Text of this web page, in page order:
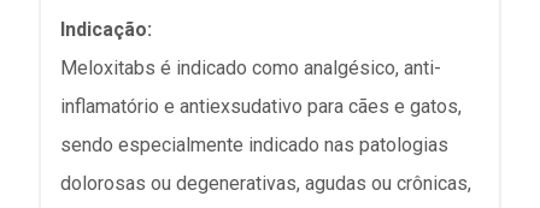
Indicação:
Meloxitabs é indicado como analgésico, anti-
inflamatório e antiexsudativo para cães e gatos,
sendo especialmente indicado nas patologias
dolorosas ou degenerativas, agudas ou crônicas,